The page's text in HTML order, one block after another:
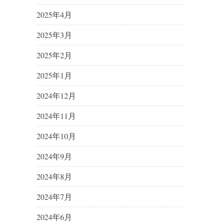
2025年4月
2025年3月
2025年2月
2025年1月
2024年12月
2024年11月
2024年10月
2024年9月
2024年8月
2024年7月
2024年6月